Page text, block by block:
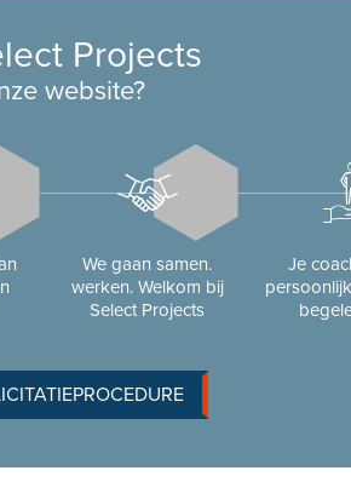
Projects
website?
We gaan samen.
werken. Welkom bij
Select Projects
Je